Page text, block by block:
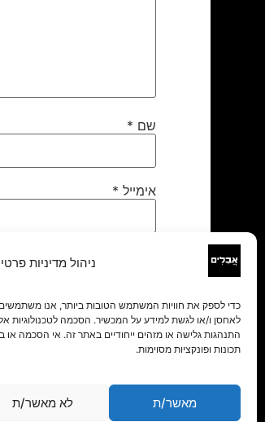
ניהול מדיניות
לאחסן ו/או לגשת למידע על המכשיר. הסכמה לטכנולוגיות
התנהגות גלישה או מזהים ייחודיים באתר זה. אי הסכמה
תכונות ופונקציות מסוימות.
מאשר/ת לא מאשר/ת
שם *
אימייל *